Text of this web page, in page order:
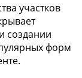
участков
создании
форм